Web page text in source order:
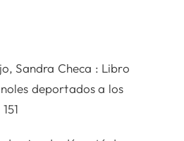
Sandra Checa : Libro
deportados a los